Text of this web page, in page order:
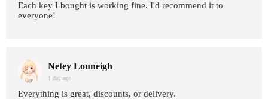
Each key I bought is working fine. I'd recommend it to
everyone!
Netey Louneigh
1 day age
Everything is great, discounts, or delivery.